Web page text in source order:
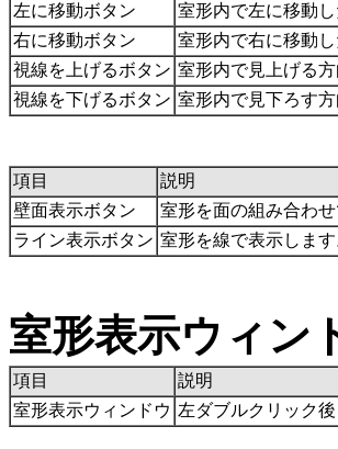
左に移動ボタン
室形内で左に移動
右に移動ボタン
室形内で右に移動
視線を上げるボタン 室形内で見上げる
視線を下げるボタン 室形内で見下ろす
項目
説明
壁面表示ボタン
室形を面の組み合わせ
ライン表示ボタン 室形を線で表示します
室形表示ウィン
項目
説明
室形表示ウィンドウ 左ダブルクリック